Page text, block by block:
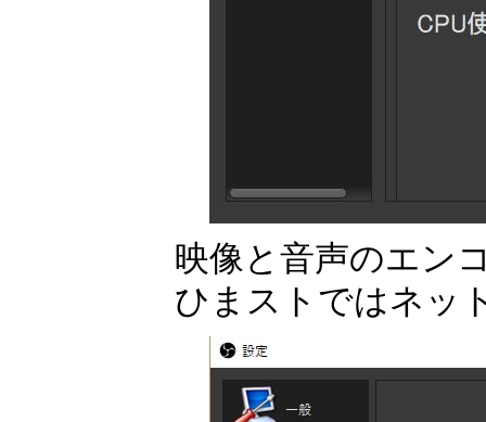
映像と音声のエン
ひまストではネッ